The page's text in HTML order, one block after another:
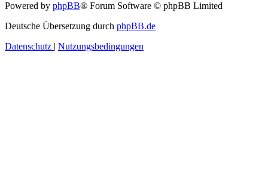
Powered by phpBB® Forum Software © phpBB Limited
Deutsche Übersetzung durch phpBB.de
Datenschutz | Nutzungsbedingungen